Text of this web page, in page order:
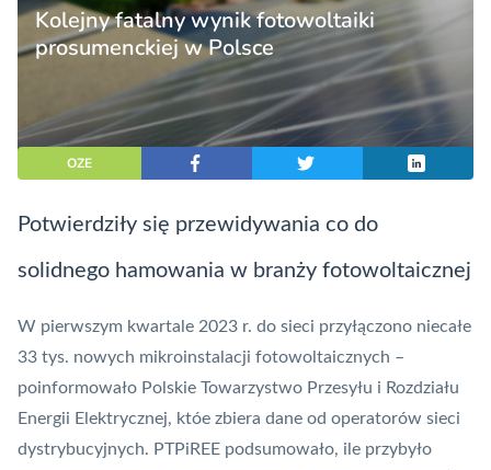
Kolejny fatalny wynik fotowoltaiki
prosumenckiej w Polsce
OZE
Potwierdziły się przewidywania co do
solidnego hamowania w branży fotowoltaicznej
W pierwszym kwartale 2023 r. do sieci przyłączono niecałe
33 tys. nowych mikroinstalacji fotowoltaicznych –
poinformowało Polskie Towarzystwo Przesyłu i Rozdziału
Energii Elektrycznej, któe zbiera dane od operatorów sieci
dystrybucyjnych. PTPiREE podsumowało, ile przybyło